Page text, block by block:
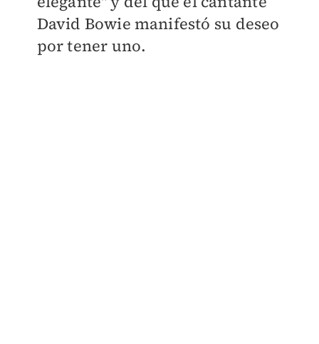
David Bowie manifestó su deseo
por tener uno.